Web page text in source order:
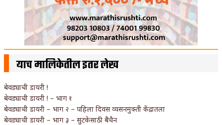
याच मालिकेतील इतर लेख
बेवड्याची डायरी !
बेवड्याची डायरी ! – भाग १
बेवड्याची डायरी – भाग २ – पहिला दिवस व्यसनमुक्ती केंद्रातला
बेवड्याची डायरी – भाग ३ – सुटकेसाठी बैचैन